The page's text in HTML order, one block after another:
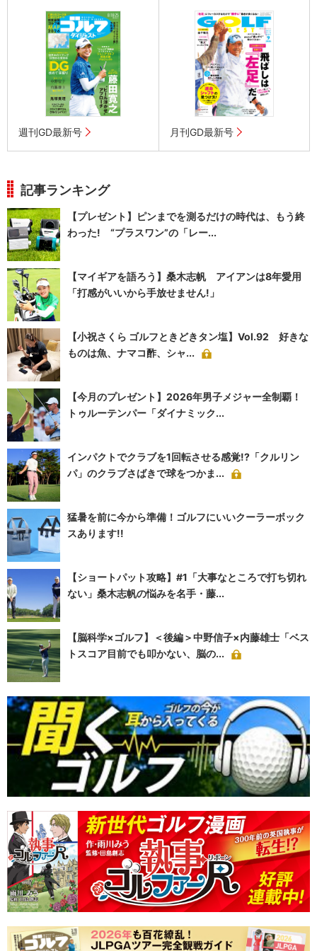
週刊GD最新号 月刊GD最新号
記事ランキング
【プレゼント】ピンまでを測るだけの時代は、もう終
わった! “プラスワン”の「レー...
【マイギアを語ろう】桑木志帆 アイアンは8年愛用
「打感がいいから手放せません!」
【小祝さくら ゴルフときどきタン塩】Vol.92 好きな
ものは魚、ナマコ酢、シャ...
【今月のプレゼント】2026年男子メジャー全制覇！
トゥルーテンパー「ダイナミック...
インパクトでクラブを1回転させる感覚!?「クルリン
パ」のクラブさばきで球をつかま...
猛暑を前に今から準備！ゴルフにいいクーラーボック
スあります!!
【ショートパット攻略】#1「大事なところで打ち切れ
ない」桑木志帆の悩みを名手・藤...
【脳科学×ゴルフ】＜後編＞中野信子×内藤雄士「ベス
トスコア目前でも叩かない、脳の...